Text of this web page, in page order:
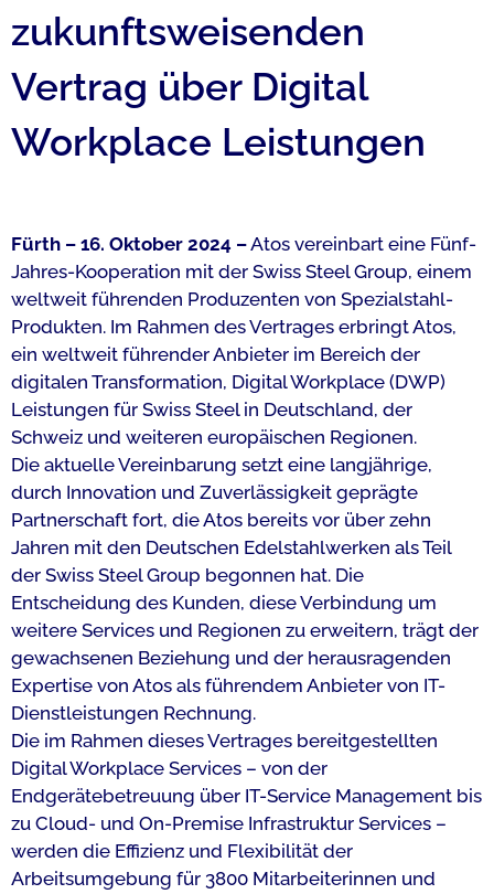
zukunftsweisenden
Vertrag über Digital
Workplace Leistungen
Fürth – 16. Oktober 2024 –Atos vereinbart eine Fünf-
Jahres-Kooperation mit der Swiss Steel Group, einem
weltweit führenden Produzenten von Spezialstahl-
Produkten. Im Rahmen des Vertrages erbringt Atos,
ein weltweit führender Anbieter im Bereich der
digitalen Transformation, Digital Workplace (DWP)
Leistungen für Swiss Steel in Deutschland, der
Schweiz und weiteren europäischen Regionen.
Die aktuelle Vereinbarung setzt eine langjährige,
durch Innovation und Zuverlässigkeit geprägte
Partnerschaft fort, die Atos bereits vor über zehn
Jahren mit den Deutschen Edelstahlwerken als Teil
der Swiss Steel Group begonnen hat. Die
Entscheidung des Kunden, diese Verbindung um
weitere Services und Regionen zu erweitern, trägt der
gewachsenen Beziehung und der herausragenden
Expertise von Atos als führendem Anbieter von IT-
Dienstleistungen Rechnung.
Die im Rahmen dieses Vertrages bereitgestellten
Digital Workplace Services – von der
Endgerätebetreuung über IT-Service Management bis
zu Cloud- und On-Premise Infrastruktur Services –
werden die Effizienz und Flexibilität der
Arbeitsumgebung für 3800 Mitarbeiterinnen und